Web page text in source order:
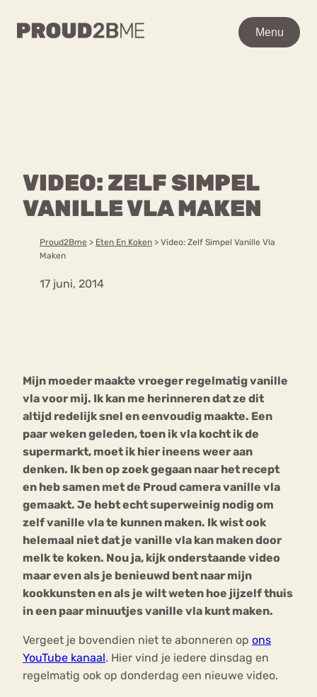
Menu
VIDEO: ZELF SIMPEL
VANILLE VLA MAKEN
Proud2Bme > Eten En Koken > Video: Zelf Simpel Vanille Vla
Maken
17 juni, 2014
Mijn moeder maakte vroeger regelmatig vanille
vla voor mij. Ik kan me herinneren dat ze dit
altijd redelijk snel en eenvoudig maakte. Een
paar weken geleden, toen ik vla kocht ik de
supermarkt, moet ik hier ineens weer aan
denken. Ik ben op zoek gegaan naar het recept
en heb samen met de Proud camera vanille vla
gemaakt. Je hebt echt superweinig nodig om
zelf vanille vla te kunnen maken. Ik wist ook
helemaal niet dat je vanille vla kan maken door
melk te koken. Nou ja, kijk onderstaande video
maar even als je benieuwd bent naar mijn
kookkunsten en als je wilt weten hoe jijzelf thuis
in een paar minuutjes vanille vla kunt maken.
Vergeet je bovendien niet te abonneren op ons
YouTube kanaal. Hier vind je iedere dinsdag en
regelmatig ook op donderdag een nieuwe video.
Menu
Content
Over ons
Forum
WAAR BEN JE NAAR OP
Over proud2bme
Contact
Vacatures
Privacyverklaring
mia
Nerv
osa
Eetstoornis Anorexia Nervosa
Eetbuien Piekeren Sport
Trauma
Orthorexia
Afvallen Angst